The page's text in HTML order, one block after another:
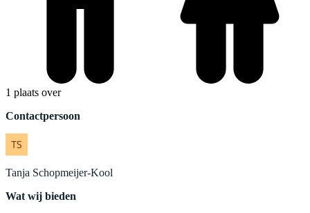
1 plaats over
Contactpersoon
Tanja Schopmeijer-Kool
Wat wij bieden